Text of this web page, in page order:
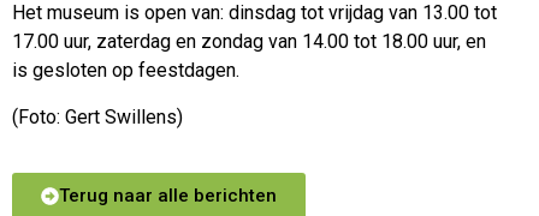
Het museum is open van: dinsdag tot vrijdag van 13.00 tot
17.00 uur, zaterdag en zondag van 14.00 tot 18.00 uur, en
is gesloten op feestdagen.
(Foto: Gert Swillens)
Terug naar alle berichten